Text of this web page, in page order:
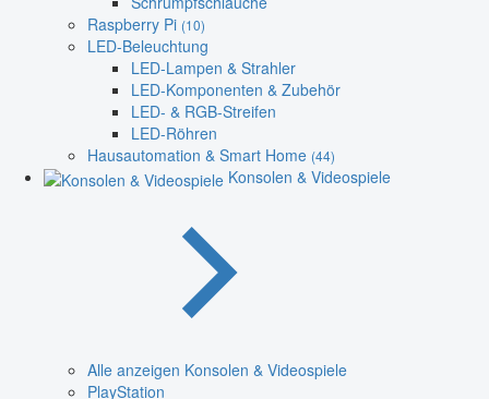
Raspberry Pi (10)
LED-Beleuchtung
LED-Lampen & Strahler
LED-Komponenten & Zubehör
LED- & RGB-Streifen
LED-Röhren
Hausautomation & Smart Home (44)
Konsolen & Videospiele
Alle anzeigen Konsolen & Videospiele
PlayStation